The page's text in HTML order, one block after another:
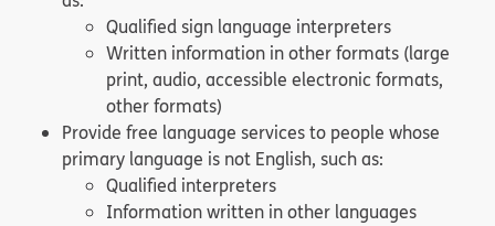
Qualified sign language interpreters
Written information in other formats (large
print, audio, accessible electronic formats,
other formats)
Provide free language services to people whose
primary language is not English, such as:
Qualified interpreters
Information written in other languages